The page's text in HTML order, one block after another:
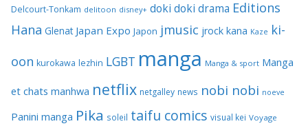
Delcourt-Tonkam delitoon disney+ doki doki drama Editions
Hana Glenat Japan Expo Japon jmusic jrock kana Kaze ki-
oon kurokawa lezhin LGBT manga Manga & sport Manga
et chats manhwa netflix netgalley news nobi nobi noeve
Panini manga Pika soleil taifu comics visual kei Voyage